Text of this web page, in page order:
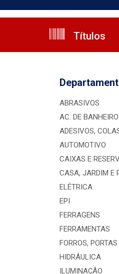
Títulos
ABRASIVOS
AC. DE
ADESIVOS,
AUTOMOTIVO
CAIXAS E
CASA, JARDIM E
ELÉTRICA
EPI
FERRAGENS
FERRAMENTAS
FORROS,
HIDRÁULICA
ILUMINAÇÃO